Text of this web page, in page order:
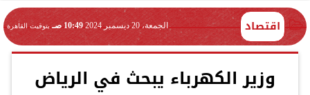
اقتصاد الجمعة، 20 ديسمبر 2024 10:49 صـ بتوقيت القاهرة
وزير الكهرباء يبحث في الرياض